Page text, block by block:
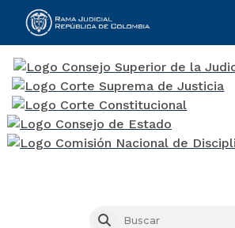
Buscar